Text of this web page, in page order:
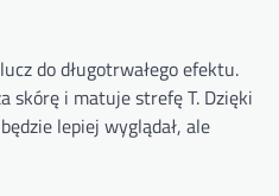
do długotrwałego efektu.
skórę i matuje strefę T. Dzięki
lepiej wyglądał, ale